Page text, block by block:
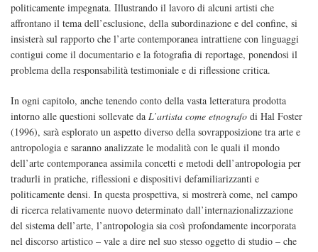
politicamente impegnata. Illustrando il lavoro di alcuni artisti che
affrontano il tema dell’esclusione, della subordinazione e del confine, si
insisterà sul rapporto che l’arte contemporanea intrattiene con linguaggi
contigui come il documentario e la fotografia di reportage, ponendosi il
problema della responsabilità testimoniale e di riflessione critica.
In ogni capitolo, anche tenendo conto della vasta letteratura prodotta
intorno alle questioni sollevate da L’artista come etnografo di Hal Foster
(1996), sarà esplorato un aspetto diverso della sovrapposizione tra arte e
antropologia e saranno analizzate le modalità con le quali il mondo
dell’arte contemporanea assimila concetti e metodi dell’antropologia per
tradurli in pratiche, riflessioni e dispositivi defamiliarizzanti e
politicamente densi. In questa prospettiva, si mostrerà come, nel campo
di ricerca relativamente nuovo determinato dall’internazionalizzazione
del sistema dell’arte, l’antropologia sia così profondamente incorporata
nel discorso artistico – vale a dire nel suo stesso oggetto di studio – che